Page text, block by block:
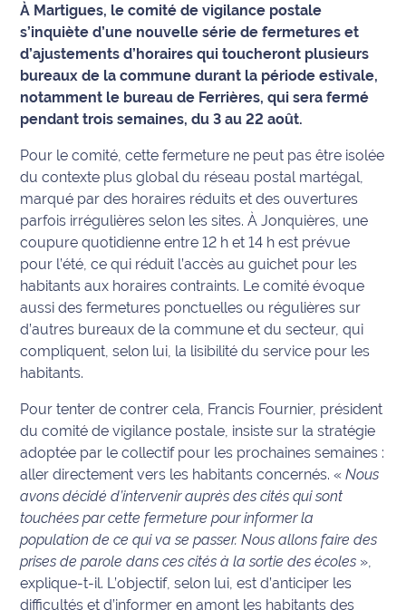
Éducation
Emploi
Environnement
route
Justice
Loisirs
Météo
Politique
Santé
Social
Transport
National
International
Défense
À Martigues, le comité de vigilance postale
s’inquiète d’une nouvelle série de fermetures et
d’ajustements d’horaires qui toucheront plusieurs
bureaux de la commune durant la période estivale,
notamment le bureau de Ferrières, qui sera fermé
pendant trois semaines, du 3 au 22 août.
Pour le comité, cette fermeture ne peut pas être isolée
du contexte plus global du réseau postal martégal,
marqué par des horaires réduits et des ouvertures
parfois irrégulières selon les sites. À Jonquières, une
coupure quotidienne entre 12 h et 14 h est prévue
pour l’été, ce qui réduit l’accès au guichet pour les
habitants aux horaires contraints. Le comité évoque
aussi des fermetures ponctuelles ou régulières sur
d’autres bureaux de la commune et du secteur, qui
compliquent, selon lui, la lisibilité du service pour les
habitants.
Pour tenter de contrer cela, Francis Fournier, président
du comité de vigilance postale, insiste sur la stratégie
adoptée par le collectif pour les prochaines semaines :
aller directement vers les habitants concernés. « Nous
avons décidé d’intervenir auprès des cités qui sont
touchées par cette fermeture pour informer la
population de ce qui va se passer. Nous allons faire des
prises de parole dans ces cités à la sortie des écoles »,
explique-t-il. L’objectif, selon lui, est d’anticiper les
difficultés et d’informer en amont les habitants des